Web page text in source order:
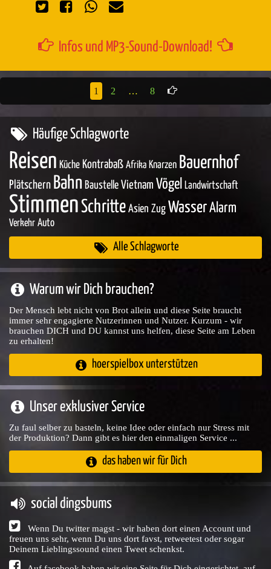
Infos und MP3-Sound-Download!
1 2 … 8
Häufige Schlagworte
Reisen Küche Kontrabaß Afrika Knarzen Bauernhof
Plätschern Bahn Baustelle Vietnam Vögel Landwirtschaft
StimmenSchritte Asien Zug WasserAlarm
Verkehr Auto
Alle Schlagworte
Warum wir Dich brauchen?
Der Mensch lebt nicht von Brot allein und diese Seite braucht
immer sehr engagierte Nutzerinnen und Nutzer. Kurzum - wir
brauchen DICH und DU kannst uns helfen, diese Seite am Leben
zu erhalten!
hoerspielbox unterstützen
Unser exklusiver Service
Zu faul selber zu basteln, keine Idee oder einfach nur Stress mit
der Produktion? Dann gibt es hier den einmaligen Service ...
das haben wir für Dich
social dingsbums
Wenn Du twitter magst - wir haben dort einen Account und
freuen uns sehr, wenn Du uns dort favst, retweetest oder sogar
Deinem Lieblingssound einen Tweet schenkst.